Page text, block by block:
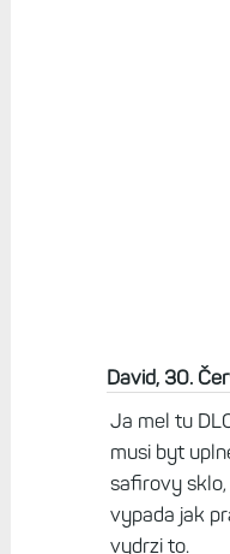
David, 30.
Ja mel tu
musi byt
safirovy
vypada jak
vydrzi to.